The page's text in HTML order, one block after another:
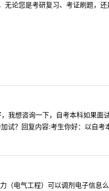
论您是考研复习、考证刷题，
想咨询一下，自考本科如果面
试？回复内容:考生你好：以自考
电气工程）可以调剂电子信息